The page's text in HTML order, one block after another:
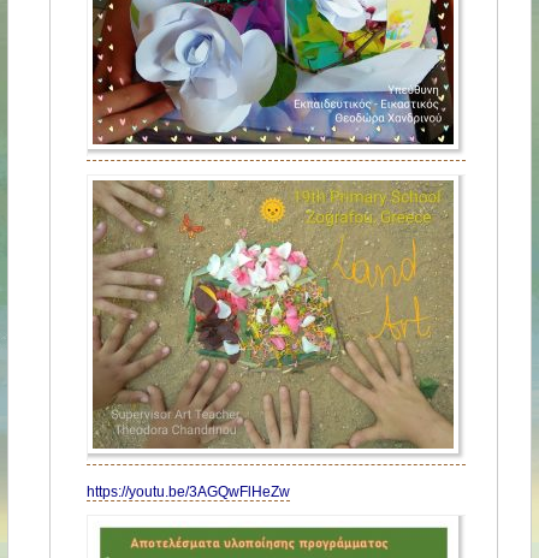
https://youtu.be/3AGQwFlHeZw